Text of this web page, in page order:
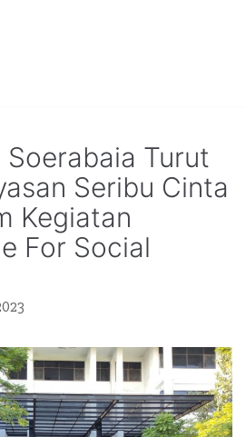
Soerabaia Turut
Seribu Cinta
Kegiatan
For Social